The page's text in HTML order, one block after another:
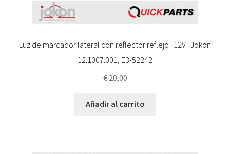
Luz de marcador lateral con reflector reflejo | 12V | Jokon
12.1007.001, E3-52242
€20,00
Añadir al carrito